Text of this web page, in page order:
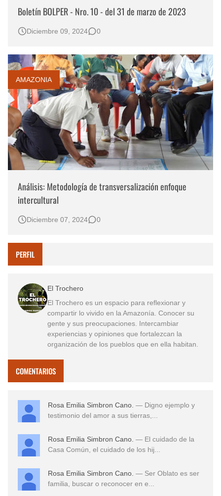
Boletín BOLPER - Nro. 10 - del 31 de marzo de 2023
Diciembre 09, 2024 0
AMAZONIA
Análisis: Metodología de transversalización enfoque
intercultural
Diciembre 07, 2024 0
PERFIL
El Trochero
El Trochero es un espacio para reflexionar y
compartir lo vivido en la Amazonía. Conocer su
gente y sus preocupaciones. Intercambiar
experiencias y opiniones que fortalezcan la
organización de los pueblos que en ella habitan.
COMENTARIOS
Rosa Emilia Simbron Cano. — Digno ejemplo y
testimonio del amor a sus tierras,...
Rosa Emilia Simbron Cano. — El cuidado de la
Casa Común, el cuidado de los hij...
Rosa Emilia Simbron Cano. — Ser Oblato es ser
familia, buscar o reconocer en e...